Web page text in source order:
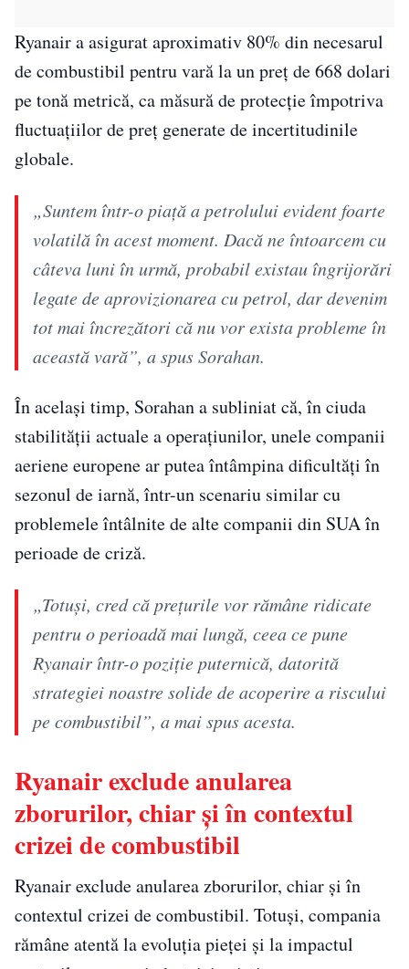
Ryanair a asigurat aproximativ 80% din necesarul
de combustibil pentru vară la un preț de 668 dolari
pe tonă metrică, ca măsură de protecție împotriva
fluctuațiilor de preț generate de incertitudinile
globale.
„Suntem într-o piață a petrolului evident foarte
volatilă în acest moment. Dacă ne întoarcem cu
câteva luni în urmă, probabil existau îngrijorări
legate de aprovizionarea cu petrol, dar devenim
tot mai încrezători că nu vor exista probleme în
această vară”, a spus Sorahan.
În același timp, Sorahan a subliniat că, în ciuda
stabilității actuale a operațiunilor, unele companii
aeriene europene ar putea întâmpina dificultăți în
sezonul de iarnă, într-un scenariu similar cu
problemele întâlnite de alte companii din SUA în
perioade de criză.
„Totuși, cred că prețurile vor rămâne ridicate
pentru o perioadă mai lungă, ceea ce pune
Ryanair într-o poziție puternică, datorită
strategiei noastre solide de acoperire a riscului
pe combustibil”, a mai spus acesta.
Ryanair exclude anularea
zborurilor, chiar și în contextul
crizei de combustibil
Ryanair exclude anularea zborurilor, chiar și în
contextul crizei de combustibil. Totuși, compania
rămâne atentă la evoluția pieței și la impactul